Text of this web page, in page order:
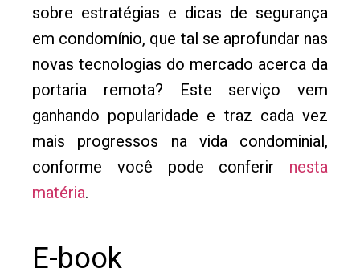
sobre estratégias e dicas de segurança
em condomínio, que tal se aprofundar nas
novas tecnologias do mercado acerca da
portaria remota? Este serviço vem
ganhando popularidade e traz cada vez
mais progressos na vida condominial,
conforme você pode conferir nesta
matéria.
E-book